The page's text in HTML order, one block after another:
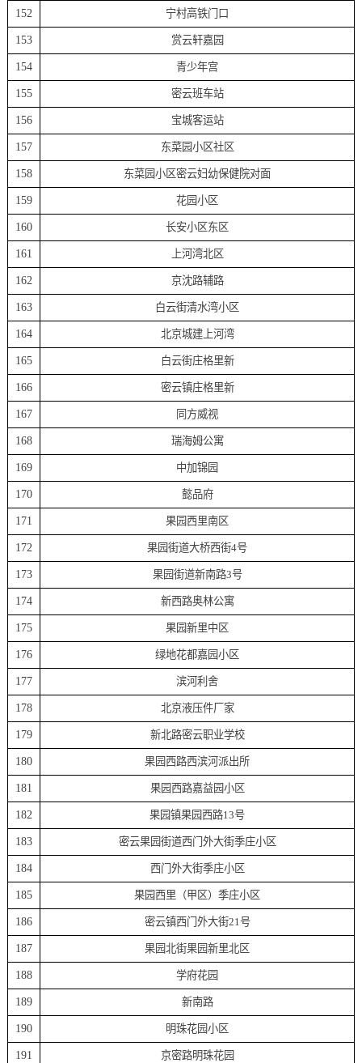
152 宁村高铁门口
153 赏云轩嘉园
154 青少年宫
155 密云班车站
156 宝城客运站
157 东菜园小区社区
158 东菜园小区密云妇幼保健院对面
159 花园小区
160 长安小区东区
161 上河湾北区
162 京沈路辅路
163 白云街清水湾小区
164 北京城建上河湾
165 白云街庄格里新
166 密云镇庄格里新
167 同方威视
168 瑞海姆公寓
169 中加锦园
170 懿品府
171 果园西里南区
172 果园街道大桥西街4号
173 果园街道新南路3号
174 新西路奥林公寓
175 果园新里中区
176 绿地花都嘉园小区
177 滨河利舍
178 北京液压件厂家
179 新北路密云职业学校
180 果园西路西滨河派出所
181 果园西路嘉益园小区
182 果园镇果园西路13号
183 密云果园街道西门外大街季庄小区
184 西门外大街季庄小区
185 果园西里（甲区）季庄小区
186 密云镇西门外大街21号
187 果园北街果园新里北区
188 学府花园
189 新南路
190 明珠花园小区
191 京密路明珠花园